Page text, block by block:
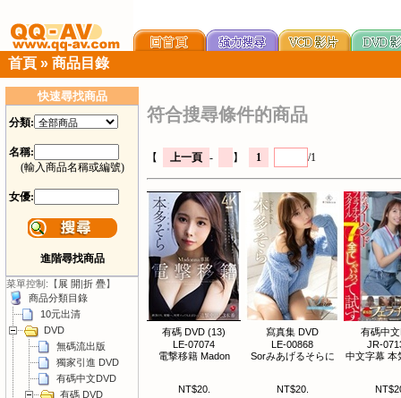
首頁 » 商品目錄
快速尋找商品
分類:
名稱:
(輸入商品名稱或編號)
女優:
進階尋找商品
菜單控制:【展 開|折 疊】
商品分類目錄
10元出清
DVD
無碼流出版
獨家引進 DVD
有碼中文DVD
有碼 DVD
符合搜尋條件的商品
【 上一頁 - 】 1 /1
有碼 DVD (13)
LE-07074
電撃移籍 Madon
NT$20.
寫真集 DVD
LE-00868
Sorみあげるそらに
NT$20.
有碼中
JR-
中文字幕 本